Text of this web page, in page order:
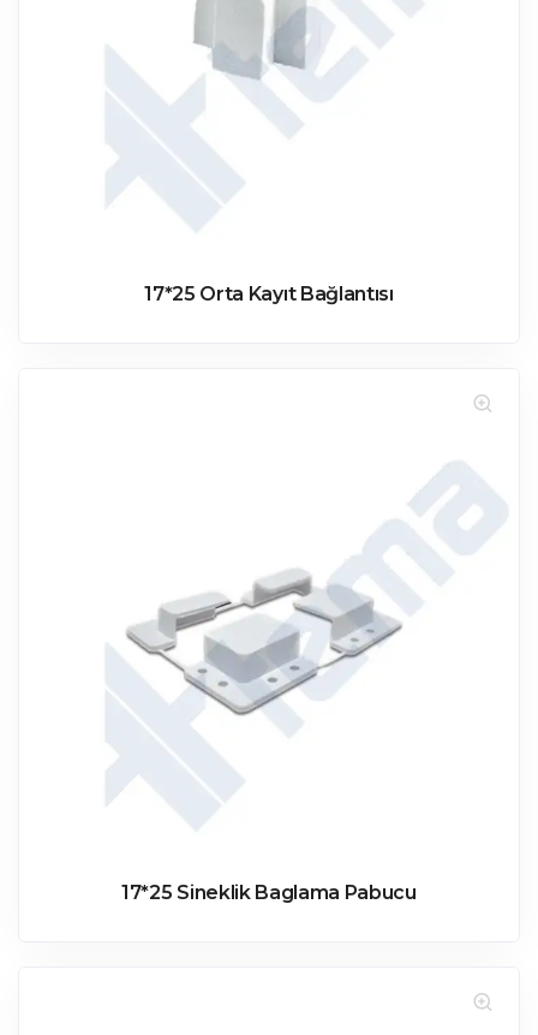
17*25 Orta Kayıt Bağlantısı
17*25 Sineklik Baglama Pabucu